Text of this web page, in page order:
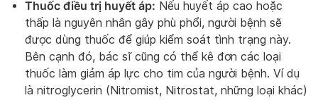
Thuốc điều trị huyết áp: Nếu huyết áp cao hoặc
thấp là nguyên nhân gây phù phổi, người bệnh sẽ
được dùng thuốc để giúp kiểm soát tình trạng này.
Bên cạnh đó, bác sĩ cũng có thể kê đơn các loại
thuốc làm giảm áp lực cho tim của người bệnh. Ví dụ
là nitroglycerin (Nitromist, Nitrostat, những loại khác)